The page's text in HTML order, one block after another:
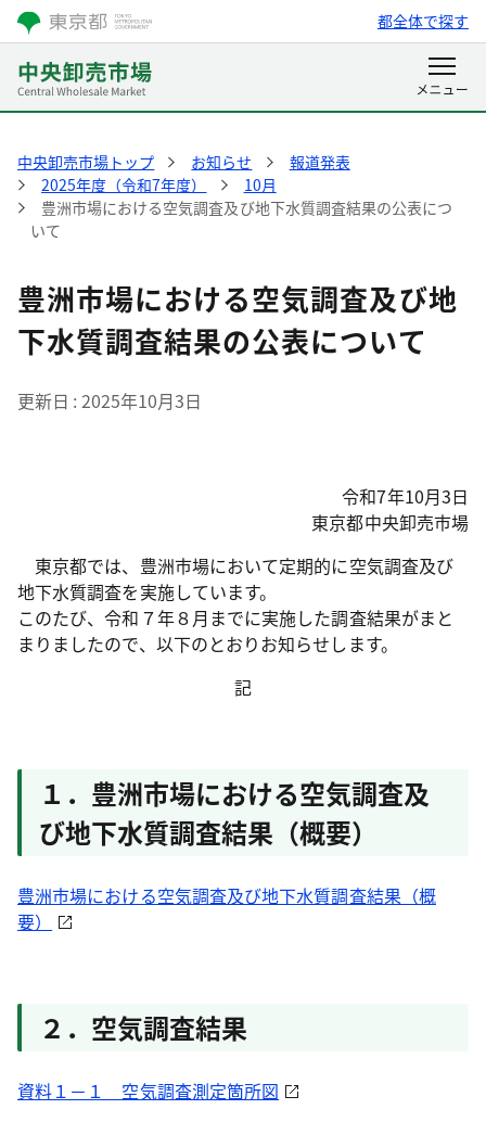
都全体で探す
中央卸売市場トップ お知らせ
報道発表
2025年度（令和7年度）
10月
豊洲市場における空気調査及び地下水質調査結果の公表につ
いて
豊洲市場における空気調査及び地
下水質調査結果の公表について
更新日 2025年10月3日
令和7年10月3日
東京都中央卸売市場
東京都では、豊洲市場において定期的に空気調査及び
地下水質調査を実施しています。
このたび、令和７年８月までに実施した調査結果がまと
まりましたので、以下のとおりお知らせします。
記
１．豊洲市場における空気調査及
び地下水質調査結果（概要）
豊洲市場における空気調査及び地下水質調査結果（概
要）
２．空気調査結果
資料１－１ 空気調査測定箇所図